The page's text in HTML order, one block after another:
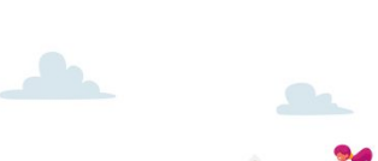
и событийные
оценка города